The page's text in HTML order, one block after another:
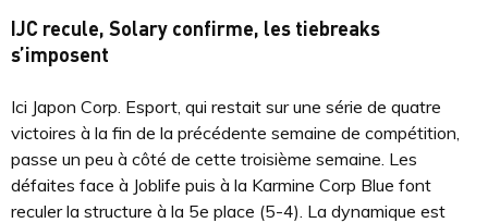
IJC recule, Solary confirme, les tiebreaks
s’imposent
Ici Japon Corp. Esport, qui restait sur une série de quatre
victoires à la fin de la précédente semaine de compétition,
passe un peu à côté de cette troisième semaine. Les
défaites face à Joblife puis à la Karmine Corp Blue font
reculer la structure à la 5e place (5-4). La dynamique est